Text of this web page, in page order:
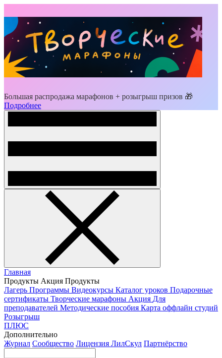
Большая распродажа марафонов + розыгрыш призов 🎁
Подробнее
Главная
Продукты Акция Продукты
Лагерь Программы Видеокурсы Каталог уроков Подарочные
сертификаты Творческие марафоны Акция Для
преподавателей Методические пособия Карта оффлайн студий
Розыгрыш
ПЛЮС
Дополнительно
Журнал Сообщество Лицензия ЛилСкул Партнёрство